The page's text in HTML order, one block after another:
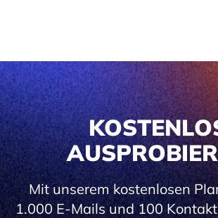
Mit unserem kostenlosen
1.000 E-Mails und 100